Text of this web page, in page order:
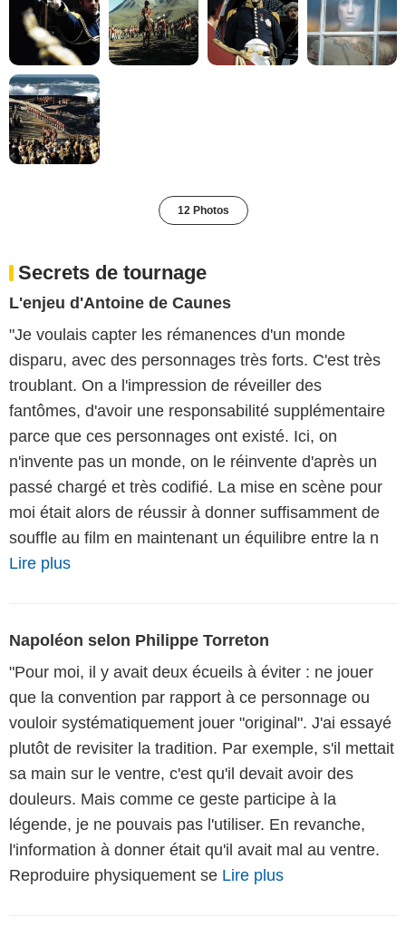
12 Photos
Secrets de tournage
L'enjeu d'Antoine de Caunes
"Je voulais capter les rémanences d'un monde
disparu, avec des personnages très forts. C'est très
troublant. On a l'impression de réveiller des
fantômes, d'avoir une responsabilité supplémentaire
parce que ces personnages ont existé. Ici, on
n'invente pas un monde, on le réinvente d'après un
passé chargé et très codifié. La mise en scène pour
moi était alors de réussir à donner suffisamment de
souffle au film en maintenant un équilibre entre la n
Lire plus
Napoléon selon Philippe Torreton
"Pour moi, il y avait deux écueils à éviter : ne jouer
que la convention par rapport à ce personnage ou
vouloir systématiquement jouer "original". J'ai essayé
plutôt de revisiter la tradition. Par exemple, s'il mettait
sa main sur le ventre, c'est qu'il devait avoir des
douleurs. Mais comme ce geste participe à la
légende, je ne pouvais pas l'utiliser. En revanche,
l'information à donner était qu'il avait mal au ventre.
Reproduire physiquement se Lire plus